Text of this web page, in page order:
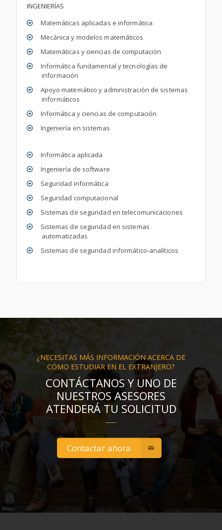
INGENIERÍAS
Matemáticas aplicadas e informática
Mecánica y modelos matemáticos
Matemáticas y ciencias de computación
Informática fundamental y tecnologías de
información
Apoyo matemático y administración de sistemas
informáticos
Informática y ciencias de computación
Ingeniería en sistemas
Informática aplicada
Ingeniería de software
Seguridad informática
Seguridad computacional
Sistemas de seguridad en telecomunicaciones
Sistemas de seguridad en sistemas
automatizadas
Sistemas de seguridad informático-analíticos
¿NECESITAS MÁS INFORMACIÓN ACERCA DE
CÓMO ESTUDIAR EN EL EXTRANJERO?
CONTÁCTANOS Y UNO DE
NUESTROS ASESORES
ATENDERÁ TU SOLICITUD
Contactar ahora